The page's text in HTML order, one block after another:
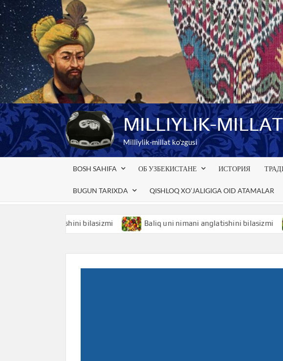
Skip
to
content
MILLIYLIK-
Milliylik-millat ko'zgusi
BOSH SAHIFA ОБ УЗБЕКИСТАНЕ ИСТОРИЯ
BUGUN TARIXDA QISHLOQ XO’JALIGIGA OID ATAMALAR
anglatishini bilasizmi Baliq uni nimani anglatishini bilasizmi